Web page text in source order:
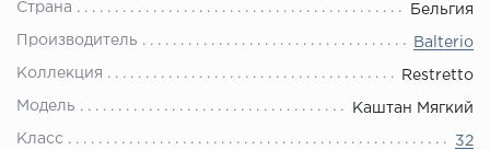
Страна Бельгия
Производитель Balterio
Коллекция Restretto
Модель Каштан Мягкий
Класс 32